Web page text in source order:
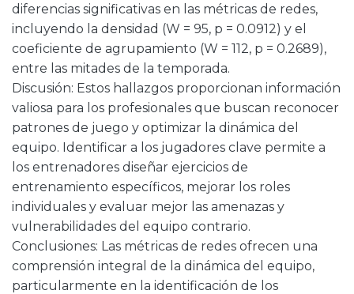
diferencias significativas en las métricas de redes,
incluyendo la densidad (W = 95, p = 0.0912) y el
coeficiente de agrupamiento (W = 112, p = 0.2689),
entre las mitades de la temporada.
Discusión: Estos hallazgos proporcionan información
valiosa para los profesionales que buscan reconocer
patrones de juego y optimizar la dinámica del
equipo. Identificar a los jugadores clave permite a
los entrenadores diseñar ejercicios de
entrenamiento específicos, mejorar los roles
individuales y evaluar mejor las amenazas y
vulnerabilidades del equipo contrario.
Conclusiones: Las métricas de redes ofrecen una
comprensión integral de la dinámica del equipo,
particularmente en la identificación de los